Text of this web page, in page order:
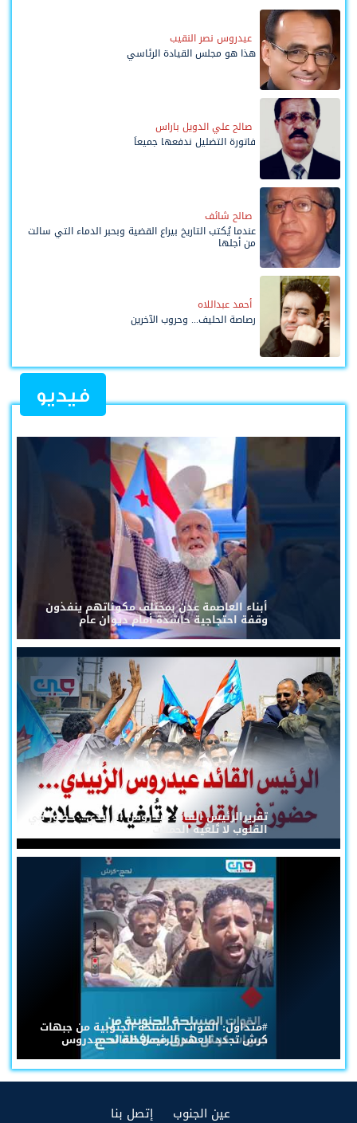
عيدروس نصر النقيب
هذا هو مجلس القيادة الرئاسي
صالح علي الدويل باراس
فاتورة التضليل ندفعها جميعاً
صالح شائف
عندما يُكتب التاريخ بيراع القضية وبحبر الدماء التي سالت
من أجلها
أحمد عبداللاه
رصاصة الحليف... وحروب الآخرين
فيديو
أبناء العاصمة عدن بمختلف مكوناتهم ينفذون
وقفة احتجاجية حاشدة أمام ديوان عام
تقريرالرئيس القائد عيدروس الزُبيدي... حضورٌ في
القلوب لا تُلغيه الحملات
#متداول: القوات المسلحة الجنوبية من جبهات
كرش تجدد العهد للرئيس القائد عيدروس
عين الجنوب إتصل بنا